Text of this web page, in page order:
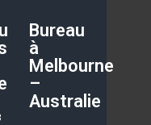
Bureau
à
Melbourne
–
Australie